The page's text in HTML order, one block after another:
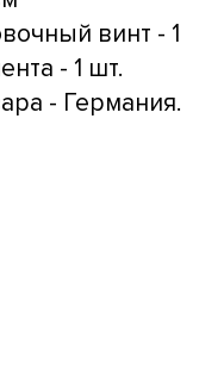
винт - 1
- 1 шт.
- Германия.